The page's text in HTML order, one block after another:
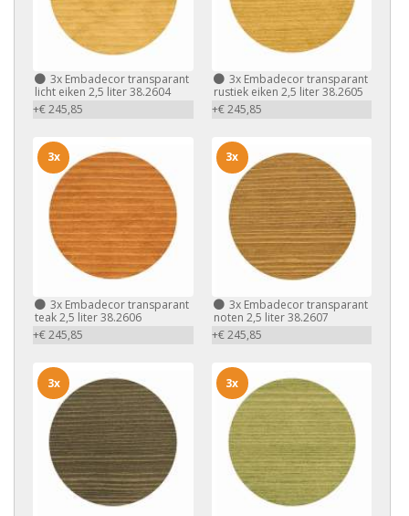
3x Embadecor transparant
licht eiken 2,5 liter 38.2604
+€ 245,85
3xEmbadecor transparant
rustiek eiken 2,5 liter 38.2605
+€ 245,85
3x Embadecor transparant
teak 2,5 liter 38.2606
+€ 245,85
3x
3xEmbadecor transparant
noten 2,5 liter 38.2607
+€ 245,85
3x
3x 3x